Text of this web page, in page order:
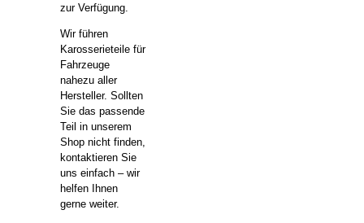
zur Verfügung.
Wir führen
Karosserieteile für
Fahrzeuge
nahezu aller
Hersteller. Sollten
Sie das passende
Teil in unserem
Shop nicht finden,
kontaktieren Sie
uns einfach – wir
helfen Ihnen
gerne weiter.